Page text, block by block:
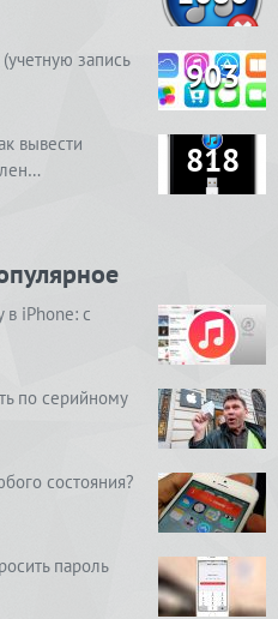
запись
903
вывести
818
в iPhone: с
по серийному
состояния?
пароль